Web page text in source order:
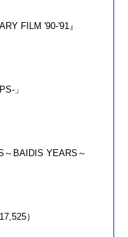
FILM '90-'91』
」
～BAIDIS YEARS～
）